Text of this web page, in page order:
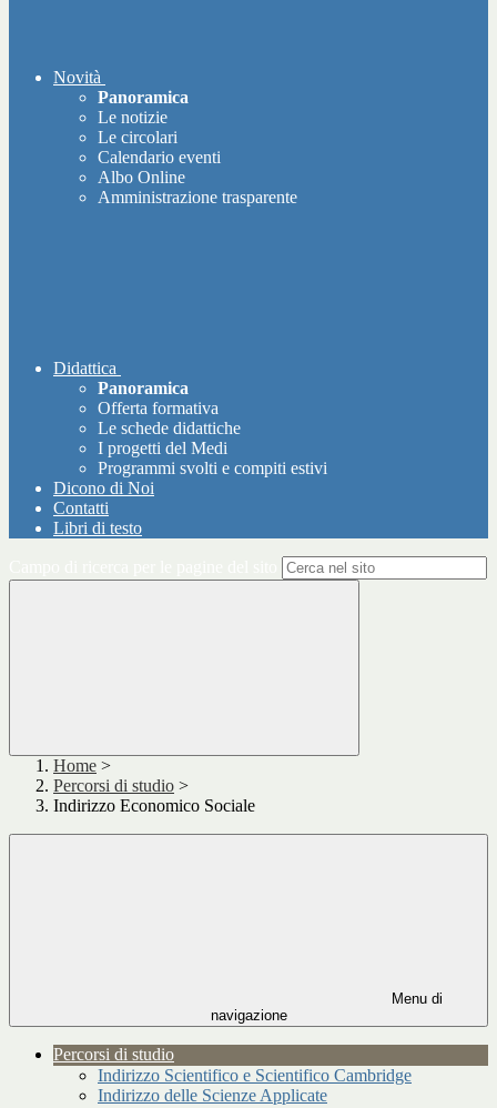
Novità
Panoramica
Le notizie
Le circolari
Calendario eventi
Albo Online
Amministrazione trasparente
Didattica
Panoramica
Offerta formativa
Le schede didattiche
I progetti del Medi
Programmi svolti e compiti estivi
Dicono di Noi
Contatti
Libri di testo
Home >
Percorsi di studio >
Indirizzo Economico Sociale
Menu di
navigazione
Percorsi di studio
Indirizzo Scientifico e Scientifico Cambridge
Indirizzo delle Scienze Applicate